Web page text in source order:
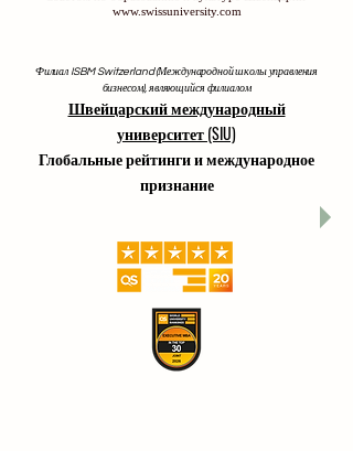
www.swissuniversity.com
Филиал ISBM Switzerland (Международной школы управления
бизнесом), являющийся филиалом
Швейцарский международный
университет (SIU)
Глобальные рейтинги и международное
признание